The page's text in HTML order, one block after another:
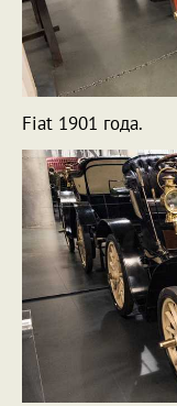
Fiat 1901 года.